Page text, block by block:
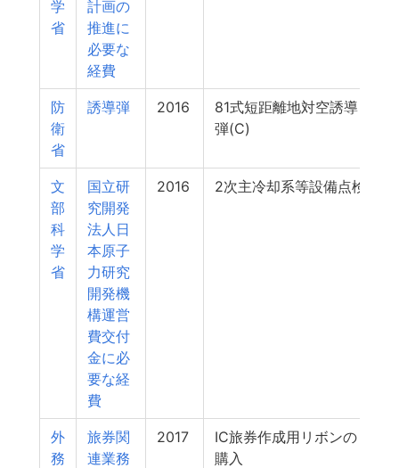
学
省
計画の
推進に
必要な
経費
防
衛
省
誘導弾 2016
81式短距離地対空誘導
弾(C)
文
部
科
学
省
国立研
究開発
法人日
本原子
力研究
開発機
構運営
費交付
金に必
要な経
費
2016 2次主冷却系等設備点検
外
務
旅券関
連業務
2017
IC旅券作成用リボンの
購入